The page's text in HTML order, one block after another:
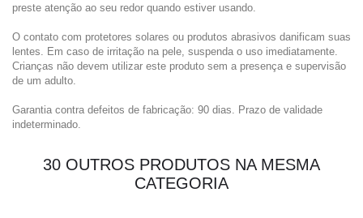
preste atenção ao seu redor quando estiver usando.
O contato com protetores solares ou produtos abrasivos danificam suas
lentes. Em caso de irritação na pele, suspenda o uso imediatamente.
Crianças não devem utilizar este produto sem a presença e supervisão
de um adulto.
Garantia contra defeitos de fabricação: 90 dias. Prazo de validade
indeterminado.
30 OUTROS PRODUTOS NA MESMA
CATEGORIA